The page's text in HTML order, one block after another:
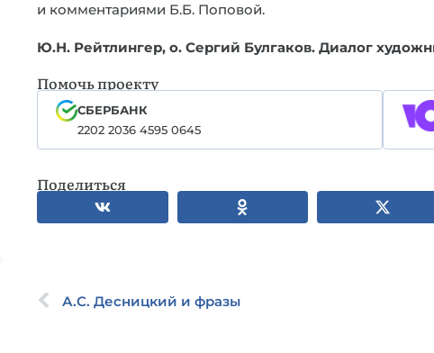
и комментариями Б.Б. Поповой.
Ю.Н. Рейтлингер, о. Сергий Булгаков. Диалог
Помочь проекту
СБЕРБАНК
2202 2036 4595 0645
Поделиться
А.С. Десницкий и фразы